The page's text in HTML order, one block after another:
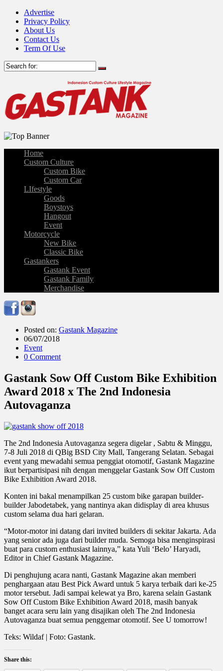
Advertise
Privacy Policy
About Us
Contact Us
Term Of Use
Home
Custom Culture
Custom Bike
Custom Car
LIfestyle
Goods
Boystoys
Hangout
Event
Motorcycle
New Bike
Classic Bike
Gastankers
Gastank Event
Gastank Family
Merchandise
Posted on: Gastank Magazine
06/07/2018
Event
0 Comment
Gastank Sow Off Custom Bike Exhibition
Award 2018 x The 2nd Indonesia
Autovaganza
The 2nd Indonesia Autovaganza segera digelar , Sabtu & Minggu,
7-8 Juli 2018 di QBig BSD City Mall, Tangerang Selatan. Sebagai
event yang mewadahi semua penggiat otomotif, Gastank Magazine
ikut berpartisipasi nih dengan menggelar Gastank Sow Off Custom
Bike Exhibition Award 2018.
Konten ini bakal menampilkan 25 custom bike garapan builder-
builder Jabodetabek, yang nantinya akan didisplay di area khusus
custom selama dua hari gelaran.
“Motor-motor ini datang dari invited builders di sekitar Jakarta. Ada
yang senior ada juga dari builder muda. Semoga bisa menginspirasi
buat para custom enthusiast lainnya,” kata Yuli ‘Belo’ Haryadi,
Editor in Chief Gastank Magazine.
Di penghujung acara nanti, Gastank Magazine akan memberi
penghargaan atau Best Pick Award untuk 5 karya terbaik dari ke-25
motor tersebut. Jadi sampai kelewat ya Bro, karena selain Gastank
Sow Off Custom Bike Exhibition Award 2018, masih banyak
banget acara seru lain yang disajikan oleh The 2nd Indonesia
Autovaganza buat semua penggemar otomotif. See U tomorrow!
Teks: Wildaf | Foto: Gastank.
Share this: